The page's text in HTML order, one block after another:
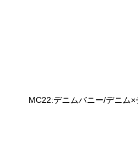
MC22:デニムバニー/デニム×